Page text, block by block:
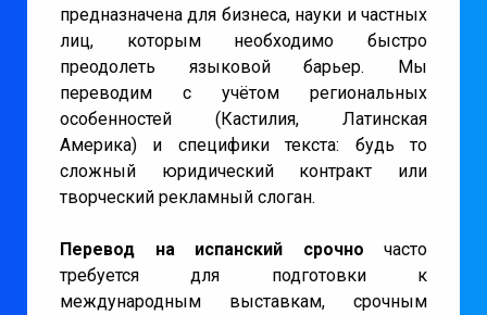
предназначена для бизнеса, науки и частных
лиц, которым необходимо быстро
преодолеть языковой барьер. Мы
переводим с учётом региональных
особенностей (Кастилия, Латинская
Америка) и специфики текста: будь то
сложный юридический контракт или
творческий рекламный слоган.
Перевод на испанский срочно часто
требуется для подготовки к
международным выставкам, срочным